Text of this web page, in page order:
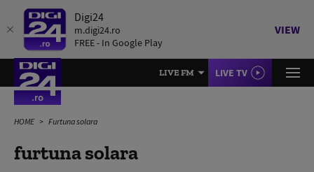
Digi24
m.digi24.ro
FREE - In Google Play
VIEW
LIVE FM LIVE TV
HOME Furtuna solara
furtuna solara